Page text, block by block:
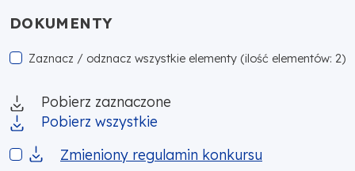
DOKUMENTY
Zaznacz / odznacz wszystkie elementy (ilość elementów: 2)
Pobierz zaznaczone
Pobierz wszystkie
Zmieniony regulamin konkursu
Zmieniony regulamin konkursu